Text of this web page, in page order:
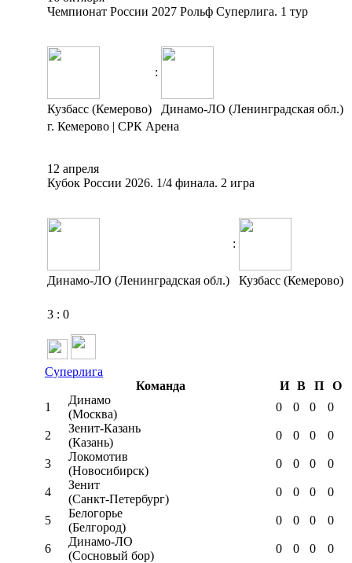
Чемпионат России 2027 Рольф Суперлига. 1 тур
:
Кузбасс (Кемерово)
Динамо-ЛО (Ленинградская обл.)
г. Кемерово | СРК Арена
12 апреля
Кубок России 2026. 1/4 финала. 2 игра
:
Динамо-ЛО (Ленинградская обл.) Кузбасс (Кемерово)
3 : 0
Суперлига
Команда
И В П
О
1
Динамо
(Москва)
0 0 0 0
2
Зенит-Казань
(Казань)
0 0 0 0
3
Локомотив
(Новосибирск)
0 0 0 0
4
Зенит
(Санкт-Петербург)
0 0 0 0
5
Белогорье
(Белгород)
0 0 0 0
6
Динамо-ЛО
(Сосновый бор)
0 0 0 0